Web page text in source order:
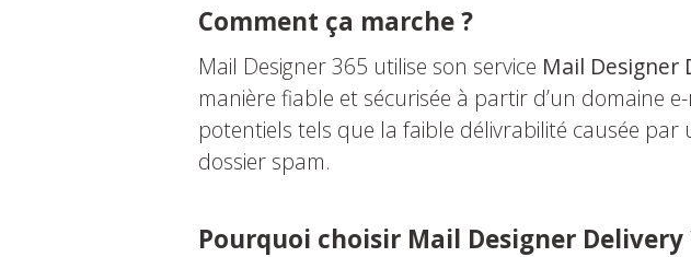
Comment ça marche ?
Mail Designer 365 utilise son service Mail Designer
manière fiable et sécurisée à partir d’un domaine
potentiels tels que la faible délivrabilité causée
dossier spam.
Pourquoi choisir Mail Designer Delivery